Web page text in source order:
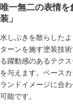
唯一無二の表情
装」
水しぶきを散らした
ターンを施す塗装技
る躍動感のあるテク
を与えます。ベース
ランドイメージに合
可能です。